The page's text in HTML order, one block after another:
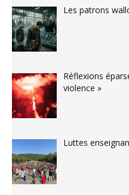
Les patrons
Réflexions
violence »
Luttes